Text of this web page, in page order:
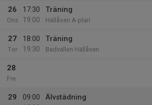
26
Ons
17:30
19:00
Träning
Hällåsen A-plan
27
Tor
18:00
19:30
Träning
Badvallen Hällåsen
28
Fre
29
09:00
Älvstädning